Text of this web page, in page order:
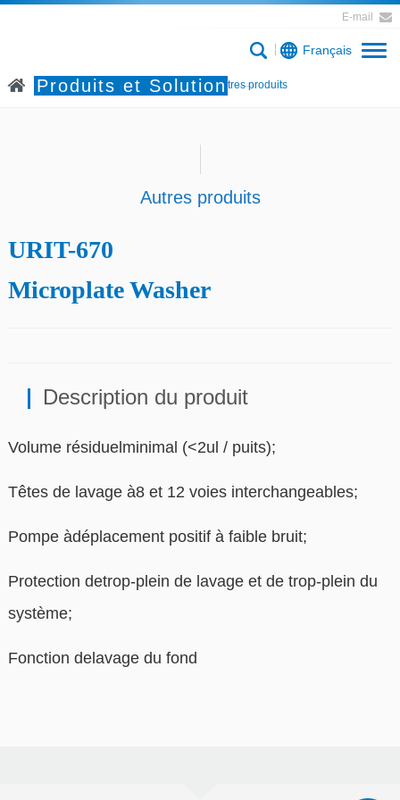
E-mail
Français
Produits et Solution
Accueil Produits et Solution Autres produits
Autres produits
URIT-670
Microplate Washer
Description du produit
Volume résiduelminimal (<2ul / puits);
Têtes de lavage à8 et 12 voies interchangeables;
Pompe àdéplacement positif à faible bruit;
Protection detrop-plein de lavage et de trop-plein du
système;
Fonction delavage du fond